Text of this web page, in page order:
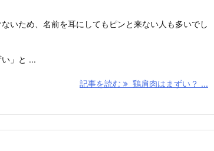
いため、名前を耳にしてもピンと来ない人も多いでし
」と ...
記事を読む 鶏肩肉はまずい？ ...